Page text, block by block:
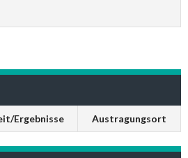
Ergebnisse Austragungsort